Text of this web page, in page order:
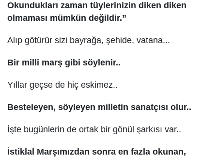
Okundukları zaman tüylerinizin diken diken
olmaması mümkün değildir.”
Alıp götürür sizi bayrağa, şehide, vatana...
Bir milli marş gibi söylenir..
Yıllar geçse de hiç eskimez..
Besteleyen, söyleyen milletin sanatçısı olur..
İşte bugünlerin de ortak bir gönül şarkısı var..
İstiklal Marşımızdan sonra en fazla okunan,